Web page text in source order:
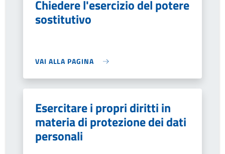
Chiedere l'esercizio del potere
sostitutivo
VAI ALLA PAGINA
Esercitare i propri diritti in
materia di protezione dei dati
personali